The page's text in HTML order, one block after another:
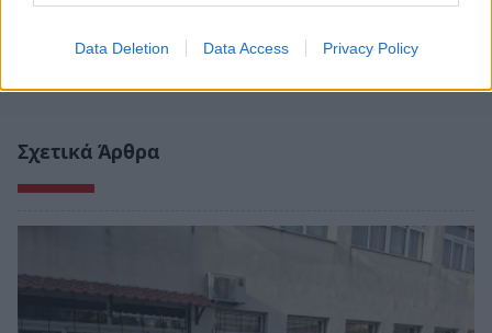
Data Deletion Data Access Privacy Policy
Σχετικά Άρθρα